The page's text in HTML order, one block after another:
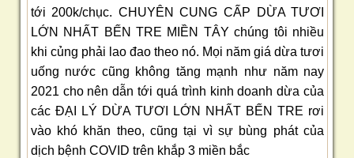
tới 200k/chục. CHUYÊN CUNG CẤP DỪA TƯƠI
LỚN NHẤT BẾN TRE MIỀN TÂY chúng tôi nhiều
khi củng phải lao đao theo nó. Mọi năm giá dừa tươi
uống nước cũng không tăng mạnh như năm nay
2021 cho nên dẫn tới quá trình kinh doanh dừa của
các ĐẠI LÝ DỪA TƯƠI LỚN NHẤT BẾN TRE rơi
vào khó khăn theo, cũng tại vì sự bùng phát của
dịch bệnh COVID trên khắp 3 miền bắc